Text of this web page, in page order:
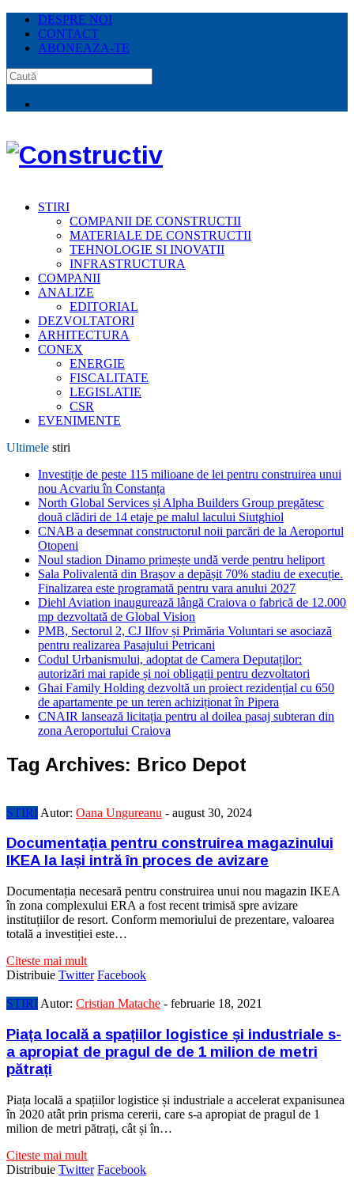
DESPRE NOI
CONTACT
ABONEAZA-TE
STIRI
COMPANII DE CONSTRUCTII
MATERIALE DE CONSTRUCTII
TEHNOLOGIE SI INOVATII
INFRASTRUCTURA
COMPANII
ANALIZE
EDITORIAL
DEZVOLTATORI
ARHITECTURA
CONEX
ENERGIE
FISCALITATE
LEGISLATIE
CSR
EVENIMENTE
Ultimele stiri
Investiție de peste 115 milioane de lei pentru construirea unui
nou Acvariu în Constanța
North Global Services și Alpha Builders Group pregătesc
două clădiri de 14 etaje pe malul lacului Siutghiol
CNAB a desemnat constructorul noii parcări de la Aeroportul
Otopeni
Noul stadion Dinamo primește undă verde pentru heliport
Sala Polivalentă din Brașov a depășit 70% stadiu de execuție.
Finalizarea este programată pentru vara anului 2027
Diehl Aviation inaugurează lângă Craiova o fabrică de 12.000
mp dezvoltată de Global Vision
PMB, Sectorul 2, CJ Ilfov și Primăria Voluntari se asociază
pentru realizarea Pasajului Petricani
Codul Urbanismului, adoptat de Camera Deputaților:
autorizări mai rapide și noi obligații pentru dezvoltatori
Ghai Family Holding dezvoltă un proiect rezidențial cu 650
de apartamente pe un teren achiziționat în Pipera
CNAIR lansează licitația pentru al doilea pasaj subteran din
zona Aeroportului Craiova
Tag Archives: Brico Depot
STIRI Autor: Oana Ungureanu - august 30, 2024
Documentația pentru construirea magazinului
IKEA la Iași intră în proces de avizare
Documentația necesară pentru construirea unui nou magazin IKEA
în zona complexului ERA a fost recent trimisă spre avizare
instituțiilor de resort. Conform memoriului de prezentare, valoarea
totală a investiției este…
Citeste mai mult
Distribuie Twitter Facebook
STIRI Autor: Cristian Matache - februarie 18, 2021
Piața locală a spațiilor logistice și industriale s-
a apropiat de pragul de de 1 milion de metri
pătrați
Piața locală a spațiilor logistice și industriale a accelerat expanisunea
în 2020 atât prin prisma cererii, care s-a apropiat de pragul de 1
milion de metri pătrați, cât și în…
Citeste mai mult
Distribuie Twitter Facebook